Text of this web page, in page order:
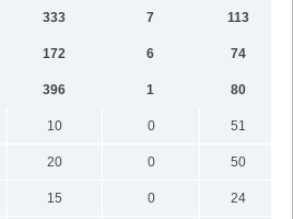
333 7
113
172 6
74
396 1
80
10 0
51
20 0
50
15 0
24